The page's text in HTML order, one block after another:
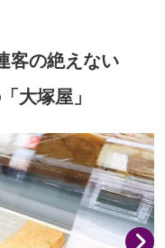
客の絶えない
大塚屋」